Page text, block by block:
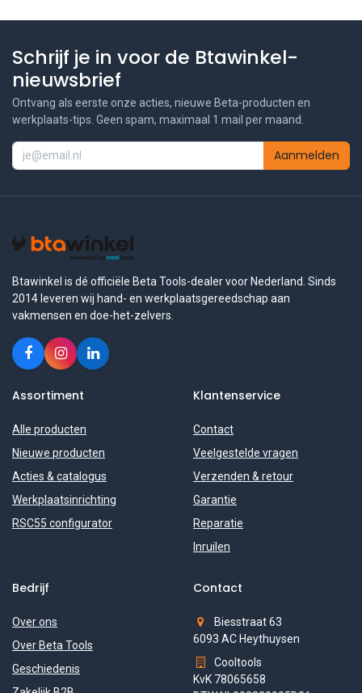
Schrijf je in voor de Btawinkel-
nieuwsbrief
Ontvang als eerste onze acties, nieuwe Beta-producten en
werkplaats-tips. Geen spam, maximaal 1 mail per maand.
Aanmelden
Btawinkel is dé officiële Beta Tools-dealer voor Nederland. Sinds
2014 leveren wij hand- en werkplaatsgereedschap aan
vakmensen en doe-het-zelvers.
Assortiment
Alle producten
Nieuwe producten
Acties & catalogus
Werkplaatsinrichting
RSC55 configurator
Klantenservice
Contact
Veelgestelde vragen
Verzenden & retour
Garantie
Reparatie
Inruilen
Bedrijf
Over ons
Over Beta Tools
Geschiedenis
Contact
Biesstraat 63
6093 AC Heythuysen
Cooltools
KvK 78065658